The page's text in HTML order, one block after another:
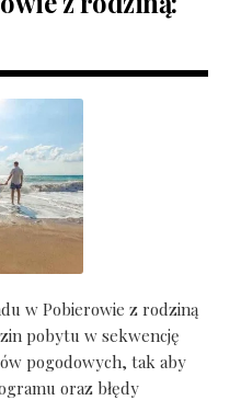
w Pobierowie z rodziną
pobytu w sekwencję
pogodowych, tak aby
oraz błędy